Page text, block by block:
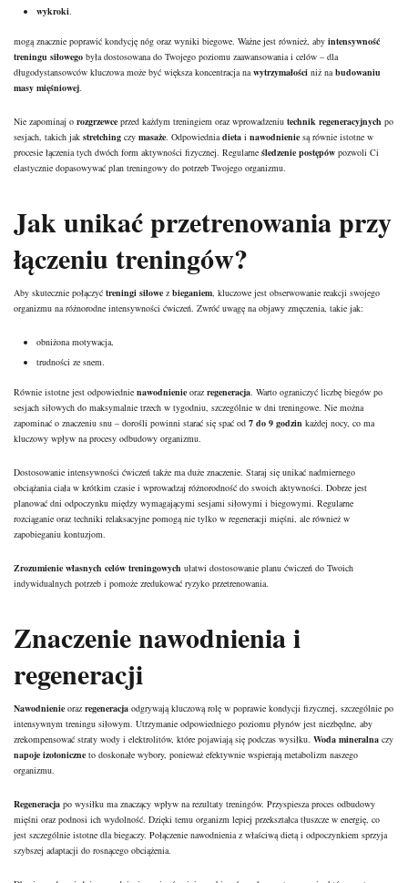
wykroki.
mogą znacznie poprawić kondycję nóg oraz wyniki biegowe. Ważne jest również, aby intensywność
treningu siłowego była dostosowana do Twojego poziomu zaawansowania i celów – dla
długodystansowców kluczowa może być większa koncentracja nawytrzymałości niż nabudowaniu
masy mięśniowej.
Nie zapominaj o rozgrzewce przed każdym treningiem oraz wprowadzeniu technik regeneracyjnych po
sesjach, takich jak stretching czy masaże. Odpowiedniadieta i nawodnienie są równie istotne w
procesie łączenia tych dwóch form aktywności fizycznej. Regularne śledzenie postępów pozwoli Ci
elastycznie dopasowywać plan treningowy do potrzeb Twojego organizmu.
Jak unikać przetrenowania przy
łączeniu treningów?
Aby skutecznie połączyć treningi siłowe z bieganiem, kluczowe jest obserwowanie reakcji swojego
organizmu na różnorodne intensywności ćwiczeń. Zwróć uwagę na objawy zmęczenia, takie jak:
obniżona motywacja,
trudności ze snem.
Równie istotne jest odpowiednie nawodnienie oraz regeneracja. Warto ograniczyć liczbę biegów po
sesjach siłowych do maksymalnie trzech w tygodniu, szczególnie w dni treningowe. Nie można
zapominać o znaczeniu snu – dorośli powinni starać się spać od 7 do 9 godzin każdej nocy, co ma
kluczowy wpływ na procesy odbudowy organizmu.
Dostosowanie intensywności ćwiczeń także ma duże znaczenie. Staraj się unikać nadmiernego
obciążania ciała w krótkim czasie i wprowadzaj różnorodność do swoich aktywności. Dobrze jest
planować dni odpoczynku między wymagającymi sesjami siłowymi i biegowymi. Regularne
rozciąganie oraz techniki relaksacyjne pomogą nie tylko w regeneracji mięśni, ale również w
zapobieganiu kontuzjom.
Zrozumienie własnych celów treningowych ułatwi dostosowanie planu ćwiczeń do Twoich
indywidualnych potrzeb i pomoże zredukować ryzyko przetrenowania.
Znaczenie nawodnienia i
regeneracji
Nawodnienie oraz regeneracja odgrywają kluczową rolę w poprawie kondycji fizycznej, szczególnie po
intensywnym treningu siłowym. Utrzymanie odpowiedniego poziomu płynów jest niezbędne, aby
zrekompensować straty wody i elektrolitów, które pojawiają się podczas wysiłku. Woda mineralna czy
napoje izotoniczne to doskonałe wybory, ponieważ efektywnie wspierają metabolizm naszego
organizmu.
Regeneracja po wysiłku ma znaczący wpływ na rezultaty treningów. Przyspiesza proces odbudowy
mięśni oraz podnosi ich wydolność. Dzięki temu organizm lepiej przekształca tłuszcze w energię, co
jest szczególnie istotne dla biegaczy. Połączenie nawodnienia z właściwądietąi odpoczynkiem sprzyja
szybszej adaptacji do rosnącego obciążenia.